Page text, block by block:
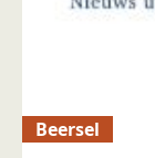
Beersel